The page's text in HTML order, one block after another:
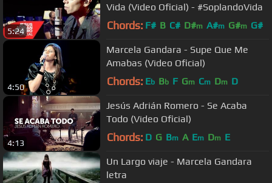
5:24
Vida (Video Oficial) - #SoplandoVida
Chords: F# B C# D#m A#m G#m G#
4:50
Marcela Gandara - Supe Que Me
Amabas (Video Oficial)
Chords: Eb Bb F Gm Cm Dm D
4:13
Jesús Adrián Romero - Se Acaba
Todo (Video Oficial)
Chords: D G Bm A Em Dm E
Un Largo viaje - Marcela Gandara
letra